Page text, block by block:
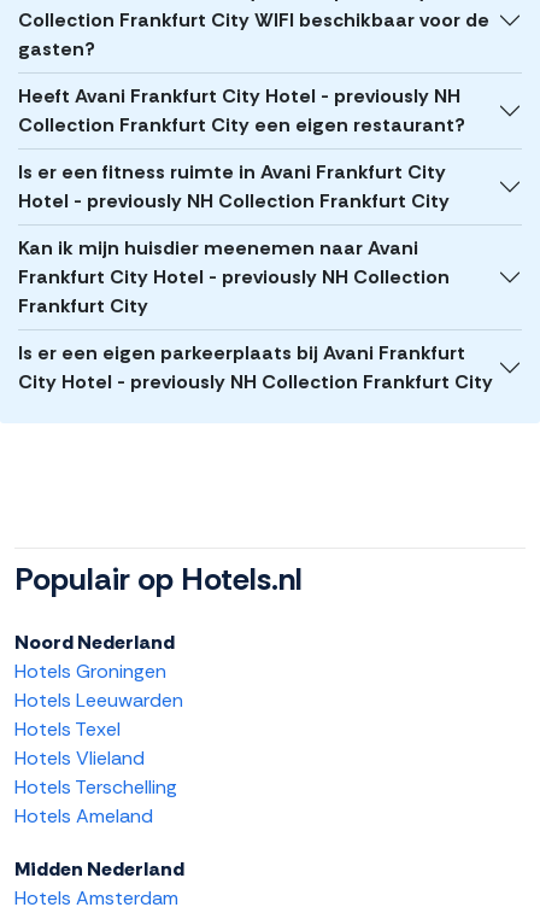
Collection Frankfurt City WIFI beschikbaar voor de
gasten?
Heeft Avani Frankfurt City Hotel - previously NH
Collection Frankfurt City een eigen restaurant?
Is er een fitness ruimte in Avani Frankfurt City
Hotel - previously NH Collection Frankfurt City
Kan ik mijn huisdier meenemen naar Avani
Frankfurt City Hotel - previously NH Collection
Frankfurt City
Is er een eigen parkeerplaats bij Avani Frankfurt
City Hotel - previously NH Collection Frankfurt City
Populair op Hotels.nl
Noord Nederland
Hotels Groningen
Hotels Leeuwarden
Hotels Texel
Hotels Vlieland
Hotels Terschelling
Hotels Ameland
Midden Nederland
Hotels Amsterdam